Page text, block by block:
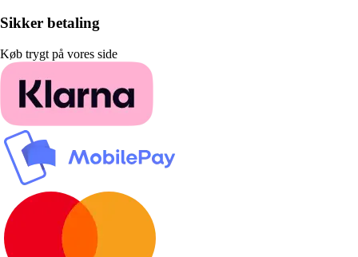
Sikker betaling
Køb trygt på vores side